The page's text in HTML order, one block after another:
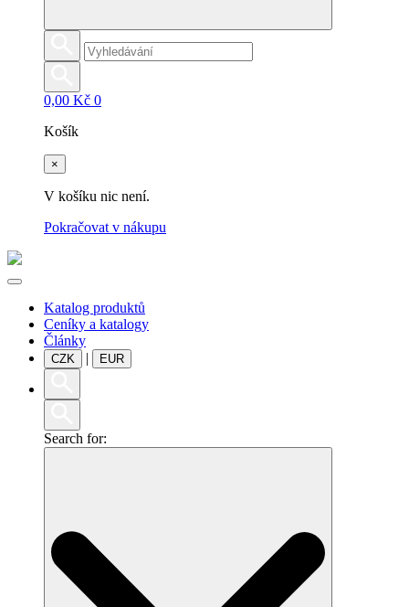
0,00 Kč 0
Košík
×
V košíku nic není.
Pokračovat v nákupu
Katalog produktů
Ceníky a katalogy
Články
CZK | EUR
Search for: